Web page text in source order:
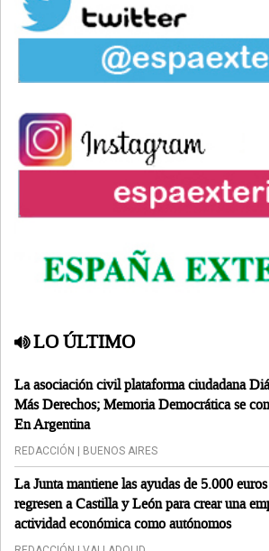
LO ÚLTIMO
La asociación civil plataforma ciudadana
Más Derechos; Memoria Democrática se
En Argentina
REDACCIÓN | BUENOS AIRES
La Junta mantiene las ayudas de 5.000
regresen a Castilla y León para crear una
actividad económica como autónomos